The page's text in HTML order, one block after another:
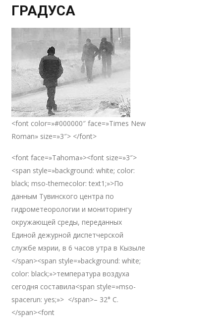
ГРАДУСА
<font color=»#000000″ face=»Times New
Roman» size=»3″> </font>
<font face=»Tahoma»><font size=»3″>
<span style=»background: white; color:
black; mso-themecolor: text1;»>По
данным Тувинского центра по
гидрометеорологии и мониторингу
окружающей среды, переданных
Единой дежурной диспетчерской
службе мэрии, в 6 часов утра в Кызыле
</span><span style=»background: white;
color: black;»>температура воздуха
сегодня составила<span style=»mso-
spacerun: yes;»> </span>– 32° С.
</span><font